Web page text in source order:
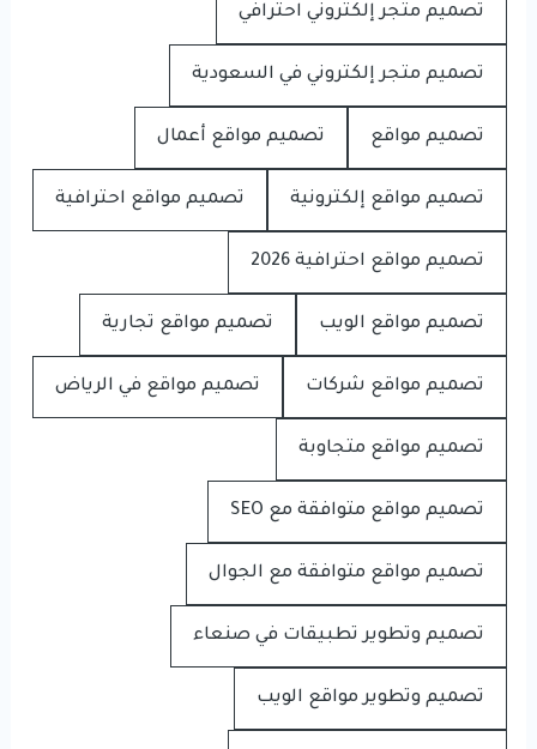
تصميم متجر إلكتروني احترافي
تصميم متجر إلكتروني في السعودية
تصميم مواقع تصميم مواقع أعمال
تصميم مواقع إلكترونية تصميم مواقع احترافية
تصميم مواقع احترافية 2026
تصميم مواقع الويب تصميم مواقع تجارية
تصميم مواقع شركات تصميم مواقع في الرياض
تصميم مواقع متجاوبة
تصميم مواقع متوافقة مع SEO
تصميم مواقع متوافقة مع الجوال
تصميم وتطوير تطبيقات في صنعاء
تصميم وتطوير مواقع الويب